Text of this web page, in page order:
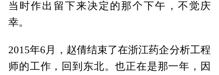
当时作出留下来决定的那个下午，不觉庆
幸。
2015年6月，赵倩结束了在浙江药企分析工程
师的工作，回到东北。也正在是那一年，因